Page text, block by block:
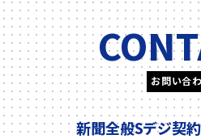
お問い合
新聞全般Sデジ契約